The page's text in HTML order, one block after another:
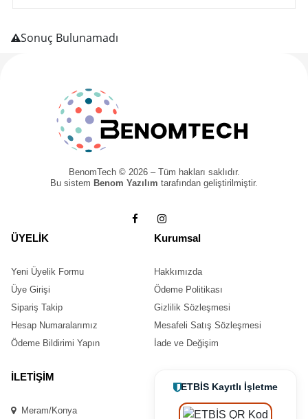
Sonuç Bulunamadı
BenomTech © 2026 – Tüm hakları saklıdır.
Bu sistem Benom Yazılım tarafından geliştirilmiştir.
ÜYELİK
Yeni Üyelik Formu
Üye Girişi
Sipariş Takip
Hesap Numaralarımız
Ödeme Bildirimi Yapın
Kurumsal
Hakkımızda
Ödeme Politikası
Gizlilik Sözleşmesi
Mesafeli Satış Sözleşmesi
İade ve Değişim
İLETİŞİM
Meram/Konya
ETBİS Kayıtlı İşletme